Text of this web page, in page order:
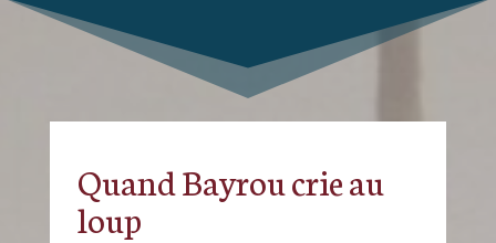
Quand Bayrou crie au
loup